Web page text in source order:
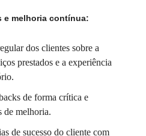
e melhoria contínua:
dos clientes sobre a
prestados e a experiência
de forma crítica e
de melhoria.
de sucesso do cliente com